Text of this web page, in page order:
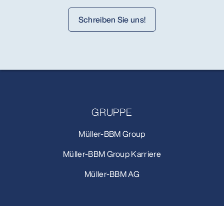
Schreiben Sie uns!
GRUPPE
Müller-BBM Group
Müller-BBM Group Karriere
Müller-BBM AG